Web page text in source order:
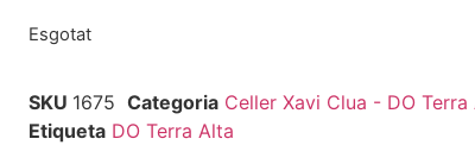
Esgotat
SKU 1675 Categoria Celler Xavi Clua - DO Terra
Etiqueta DO Terra Alta